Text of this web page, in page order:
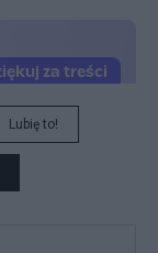
Lubię to!